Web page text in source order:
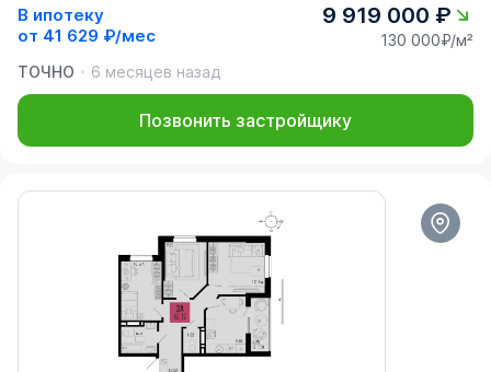
В ипотеку
от 41 629 ₽/мес
9 919 000 ₽
130 000₽/м²
ТОЧНО
6 месяцев назад
Позвонить застройщику